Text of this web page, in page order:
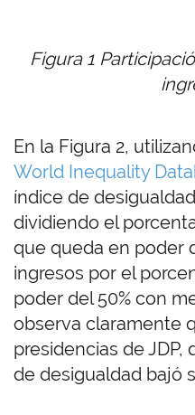
Figura 1
En la Figura 2,
World Inequality
índice de
dividiendo el
que queda en poder
ingresos por el
poder del 50% con
observa claramente
presidencias de JDP,
de desigualdad bajó